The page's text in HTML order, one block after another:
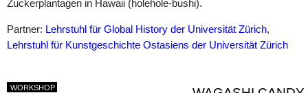
Zuckerplantagen in Hawaii (holehole-bushi).
Partner: Lehrstuhl für Global History der Universität Zürich,
Lehrstuhl für Kunstgeschichte Ostasiens der Universität Zürich
WORKSHOP